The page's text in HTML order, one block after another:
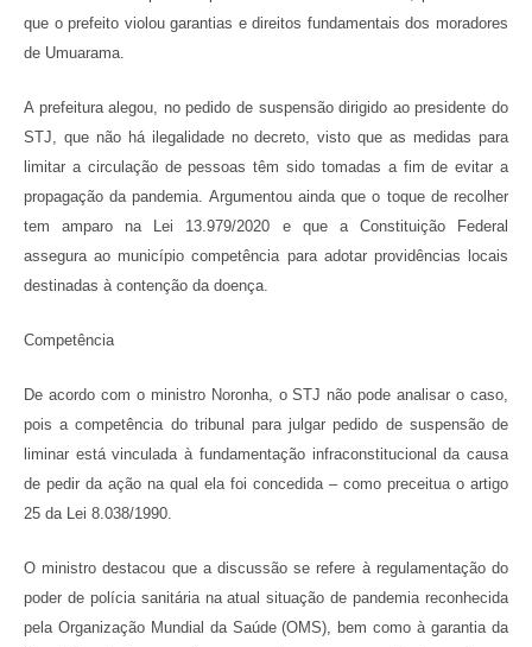
que o prefeito violou garantias e direitos fundamentais dos moradores
de Umuarama.
A prefeitura alegou, no pedido de suspensão dirigido ao presidente do
STJ, que não há ilegalidade no decreto, visto que as medidas para
limitar a circulação de pessoas têm sido tomadas a fim de evitar a
propagação da pandemia. Argumentou ainda que o toque de recolher
tem amparo na Lei 13.979/2020 e que a Constituição Federal
assegura ao município competência para adotar providências locais
destinadas à contenção da doença.
Compe​​tência
De acordo com o ministro Noronha, o STJ não pode analisar o caso,
pois a competência do tribunal para julgar pedido de suspensão de
liminar está vinculada à fundamentação infraconstitucional da causa
de pedir da ação na qual ela foi concedida – como preceitua o artigo
25 da Lei 8.038/1990.
O ministro destacou que a discussão se refere à regulamentação do
poder de polícia sanitária na atual situação de pandemia reconhecida
pela Organização Mundial da Saúde (OMS), bem como à garantia da